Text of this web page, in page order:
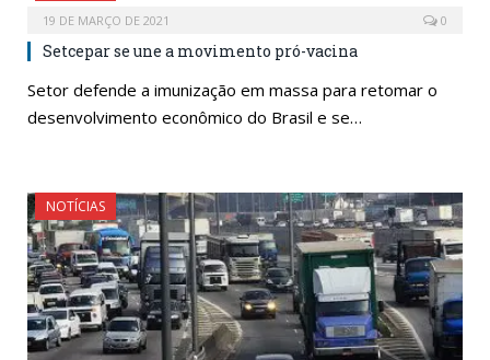
19 DE MARÇO DE 2021 0
Setcepar se une a movimento pró-vacina
Setor defende a imunização em massa para retomar o
desenvolvimento econômico do Brasil e se…
NOTÍCIAS